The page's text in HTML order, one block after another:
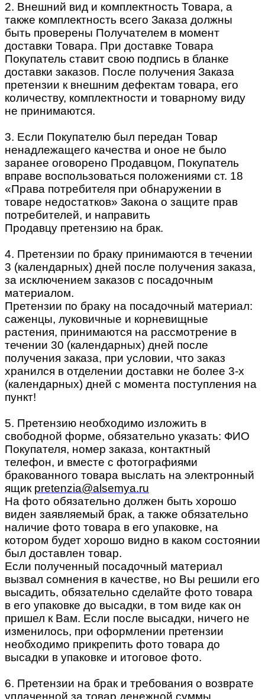
2. Внешний вид и комплектность Товара, а
также комплектность всего Заказа должны
быть проверены Получателем в момент
доставки Товара. При доставке Товара
Покупатель ставит свою подпись в бланке
доставки заказов. После получения Заказа
претензии к внешним дефектам товара, его
количеству, комплектности и товарному виду
не принимаются.
3. Если Покупателю был передан Товар
ненадлежащего качества и оное не было
заранее оговорено Продавцом, Покупатель
вправе воспользоваться положениями ст. 18
«Права потребителя при обнаружении в
товаре недостатков» Закона о защите прав
потребителей, и направить
Продавцу претензию на брак.
4. Претензии по браку принимаются в течении
3 (календарных) дней после получения заказа,
за исключением заказов с посадочным
материалом.
Претензии по браку на посадочный материал:
саженцы, луковичные и корневищные
растения, принимаются на рассмотрение в
течении 30 (календарных) дней после
получения заказа, при условии, что заказ
хранился в отделении доставки не более 3-х
(календарных) дней с момента поступления на
пункт!
5. Претензию необходимо изложить в
свободной форме, обязательно указать: ФИО
Покупателя, номер заказа, контактный
телефон, и вместе с фотографиями
бракованного товара выслать на электронный
ящик pretenzia@alsemya.ru
На фото обязательно должен быть хорошо
виден заявляемый брак, а также обязательно
наличие фото товара в его упаковке, на
котором будет хорошо видно в каком состоянии
был доставлен товар.
Если полученный посадочный материал
вызвал сомнения в качестве, но Вы решили его
высадить, обязательно сделайте фото товара
в его упаковке до высадки, в том виде как он
пришел к Вам. Если после высадки, ничего не
изменилось, при оформлении претензии
необходимо прикрепить фото товара до
высадки в упаковке и итоговое фото.
6. Претензии на брак и требования о возврате
уплаченной за товар денежной суммы